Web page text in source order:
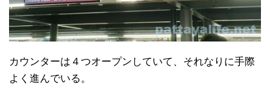
カウンターは４つオープンしていて、それなりに手際
よく進んでいる。